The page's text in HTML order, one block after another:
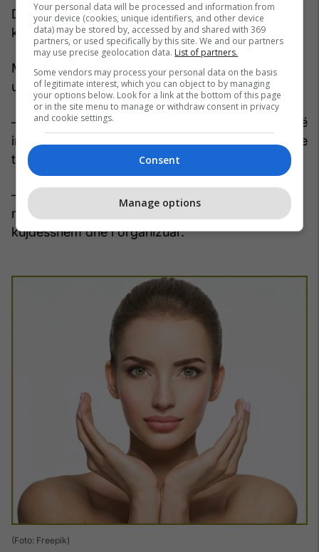
Dhe pëllëmbët tuaj mund t’ju tregojnë diçka për
karakterin tuaj.
Me sa duket, secila pëllëmbë ka strukturën e saj
unike që askush tjetër nuk ka.
– Nëse gishtat janë të ndarë (më shumë se gjysmë
inç), kjo do të thotë që ju pëlqen të eksploroni dhe
të provoni gjëra të reja.
– Nëse gishtat në pëllëmbën e dorës vendosen
më pranë njëri-tjetrit, atëherë ju jeni një person i
kujdesshëm dhe i organizuar.
(Foto: Freepik)
Your personal data will be processed and information from
your device (cookies, unique identifiers, and other device
data) may be stored by, accessed by and shared with 369
partners, or used specifically by this site. We and our partners
may use precise geolocation data. List of partners.
Some vendors may process your personal data on the basis
of legitimate interest, which you can object to by managing
your options below. Look for a link at the bottom of this page
or in the site menu to manage or withdraw consent in privacy
and cookie settings.
Consent
Manage options